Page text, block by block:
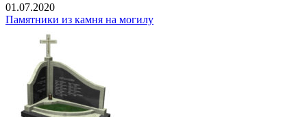
01.07.2020
Памятники из камня на могилу